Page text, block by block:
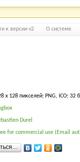
к версии v2 О системе
x 128 пикселей; PNG, ICO; 32
Durel
for commercial use (Email